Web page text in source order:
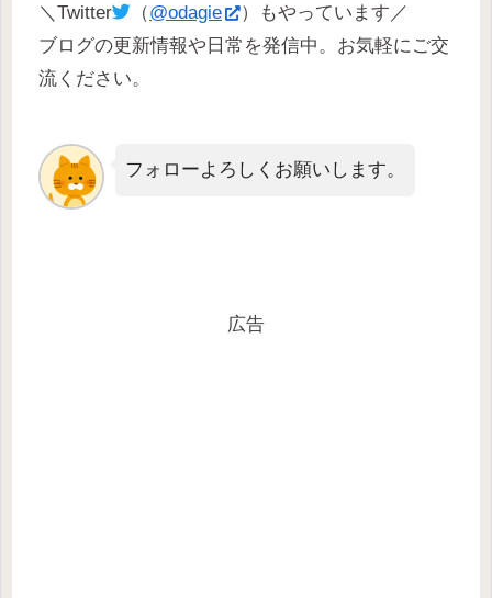
＼Twitter （@odagie
）もやっています／
ブログの更新情報や日常を発信中。お気軽にご交
流ください。
フォローよろしくお願いします。
広告